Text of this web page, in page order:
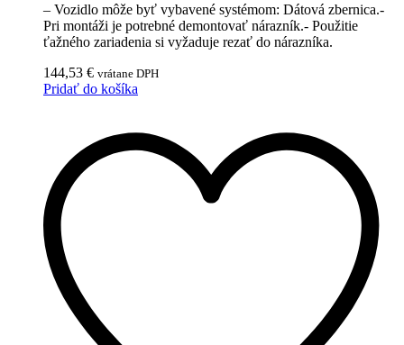
– Vozidlo môže byť vybavené systémom: Dátová zbernica.-
Pri montáži je potrebné demontovať nárazník.- Použitie
ťažného zariadenia si vyžaduje rezať do nárazníka.
144,53 € vrátane DPH
Pridať do košíka